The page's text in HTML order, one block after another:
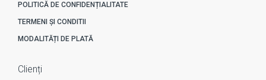
POLITICĂ DE CONFIDENȚIALITATE
TERMENI ȘI CONDITII
MODALITĂȚI DE PLATĂ
Clienți